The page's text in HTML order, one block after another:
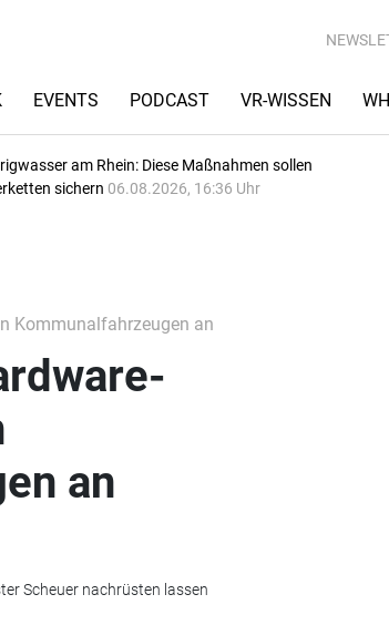
EVENTS PODCAST VR-WISSEN
am Rhein: Diese Maßnahmen sollen
sichern 06.08.2026, 16:36 Uhr
Kommunalfahrzeugen an
an
Scheuer nachrüsten lassen